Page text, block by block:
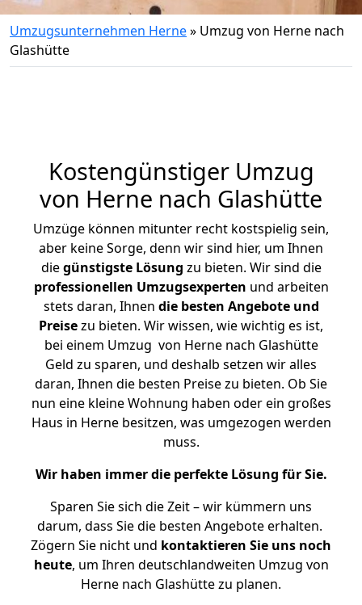
Umzugsunternehmen Herne» Umzug von Herne nach
Glashütte
Kostengünstiger Umzug
von Herne nach Glashütte
Umzüge können mitunter recht kostspielig sein,
aber keine Sorge, denn wir sind hier, um Ihnen
diegünstigste Lösung zu bieten. Wir sind die
professionellen Umzugsexperten und arbeiten
stets daran, Ihnen die besten Angebote und
Preisezu bieten. Wir wissen, wie wichtig es ist,
bei einem Umzug von Herne nach Glashütte
Geld zu sparen, und deshalb setzen wir alles
daran, Ihnen die besten Preise zu bieten. Ob Sie
nun eine kleine Wohnung haben oder ein großes
Haus in Herne besitzen, was umgezogen werden
muss.
Wir haben immer die perfekte Lösung für Sie.
Sparen Sie sich die Zeit – wir kümmern uns
darum, dass Sie die besten Angebote erhalten.
Zögern Sie nicht und kontaktieren Sie uns noch
heute, um Ihren deutschlandweiten Umzug von
Herne nach Glashütte zu planen.